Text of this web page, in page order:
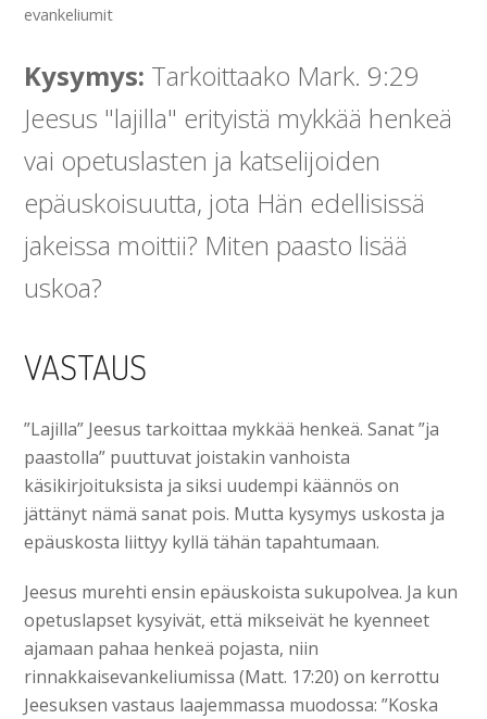
evankeliumit
Kysymys: Tarkoittaako Mark. 9:29
Jeesus "lajilla" erityistä mykkää henkeä
vai opetuslasten ja katselijoiden
epäuskoisuutta, jota Hän edellisissä
jakeissa moittii? Miten paasto lisää
uskoa?
VASTAUS
”Lajilla” Jeesus tarkoittaa mykkää henkeä. Sanat ”ja
paastolla” puuttuvat joistakin vanhoista
käsikirjoituksista ja siksi uudempi käännös on
jättänyt nämä sanat pois. Mutta kysymys uskosta ja
epäuskosta liittyy kyllä tähän tapahtumaan.
Jeesus murehti ensin epäuskoista sukupolvea. Ja kun
opetuslapset kysyivät, että mikseivät he kyenneet
ajamaan pahaa henkeä pojasta, niin
rinnakkaisevankeliumissa (Matt. 17:20) on kerrottu
Jeesuksen vastaus laajemmassa muodossa: ”Koska